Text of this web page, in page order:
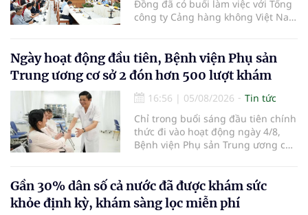
Đồng đã có buổi làm việc với Tổng
công ty Cảng hàng không Việt Nam
tác giữa tỉnh Lâm Đồng và ACV
trong việc phục hồi hoạt động
hàng không, thúc đẩy mở mới các
đường bay nội địa và quốc tế.
Ngày hoạt động đầu tiên, Bệnh viện Phụ sản
Trung ương cơ sở 2 đón hơn 500 lượt khám
16:56 | 05/08/2026
Tin tức
Chỉ trong buổi sáng đầu tiên chính
thức đi vào hoạt động ngày 4/8,
Bệnh viện Phụ sản Trung ương cơ
em bé đầu tiên chào đời.
Gần 30% dân số cả nước đã được khám sức
khỏe định kỳ, khám sàng lọc miễn phí